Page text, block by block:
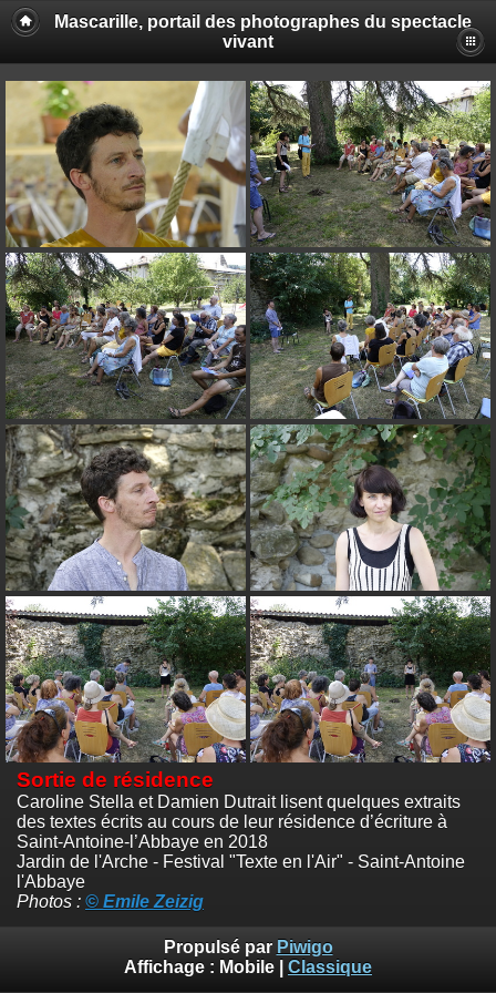
Mascarille, portail des photographes du spectacle
vivant
Sortie de résidence
Caroline Stella et Damien Dutrait lisent quelques extraits
des textes écrits au cours de leur résidence d’écriture à
Saint-Antoine-l’Abbaye en 2018
Jardin de l'Arche - Festival "Texte en l'Air" - Saint-Antoine
l'Abbaye
Photos : © Emile Zeizig
Propulsé par Piwigo
Affichage : Mobile Classique